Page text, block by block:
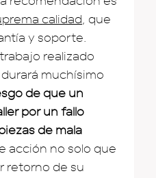
calidad , que
y soporte.
realizado
muchísimo
de que un
por un fallo
de mala
acción no solo que
retorno de su